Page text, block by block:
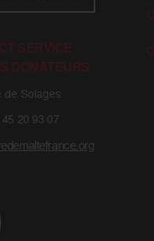
SERVICE
DONATEURS
de Solages
45 20 93 07